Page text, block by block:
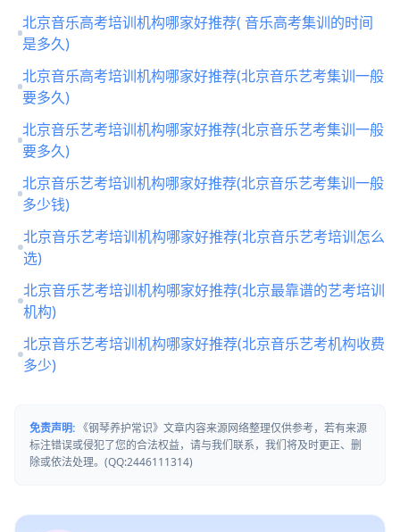
北京音乐高考培训机构哪家好推荐( 音乐高考集训的时间
是多久)
北京音乐高考培训机构哪家好推荐(北京音乐艺考集训一般
要多久)
北京音乐艺考培训机构哪家好推荐(北京音乐艺考集训一般
要多久)
北京音乐艺考培训机构哪家好推荐(北京音乐艺考集训一般
多少钱)
北京音乐艺考培训机构哪家好推荐(北京音乐艺考培训怎么
选)
北京音乐艺考培训机构哪家好推荐(北京最靠谱的艺考培训
机构)
北京音乐艺考培训机构哪家好推荐(北京音乐艺考机构收费
多少)
免责声明:《钢琴养护常识》文章内容来源网络整理仅供参考，若有来源
标注错误或侵犯了您的合法权益，请与我们联系，我们将及时更正、删